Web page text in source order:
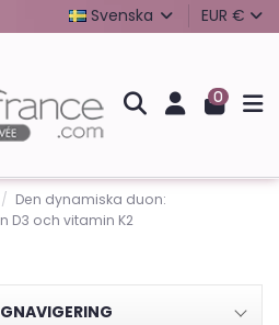
Svenska EUR €
0
Den dynamiska duon:
D3 och vitamin K2